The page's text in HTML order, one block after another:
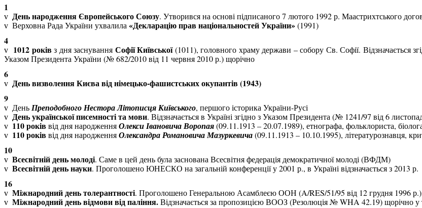
1
v День народження Європейського Союзу. Утворився на основі підписаного 7 лютого 1992 р. Маастрихтського
v Верховна Рада України ухвалила «Декларацію прав національностей України»(1991)
4
v 1012 роківз дня заснування Софії Київської(1011), головного храму держави – собору Св. Софії. Відзначається
Указом Президента України (№ 682/2010 від 11 червня 2010 р.) щорічно
6
v День визволення Києва від німецько-фашистських окупантів (1943)
9
v ДеньПреподобного Нестора Літописця Київського, першого історика України-Русі
v День української писемності та мови. Відзначається в Україні згідно з Указом Президента (№ 1241/97 від 6
v 110 роківвід дня народженняОлекси Івановича Воропая(09.11.1913 – 20.07.1989), етнографа, фольклориста,
v 110 роківвід дня народженняОлександра Романовича Мазуркевича(09.11.1913 – 10.10.1995), літературознавця,
10
v Всесвітній день молоді. Саме в цей день була заснована Всесвітня федерація демократичної молоді (ВФДМ)
v Всесвітній день науки. Проголошено ЮНЕСКО на загальній конференції у 2001 р., в Україні відзначається з 2013 р.
16
v Міжнародний день толерантності. Проголошено Генеральною Асамблеєю ООН (A/RES/51/95 від 12 грудня 1996
v Міжнародний день відмови від паління.Відзначається за пропозицією ВООЗ (Резолюція №WHA 42.19) щорічно у